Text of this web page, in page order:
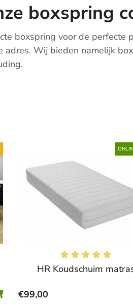
boxspring
boxspring voor de perfecte
Wij bieden namelijk
    
HR Koudschuim
€99,00